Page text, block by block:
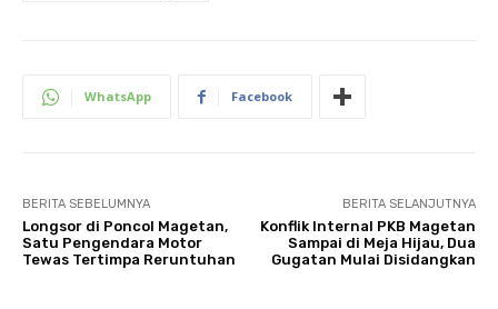
WhatsApp Facebook
BERITA SEBELUMNYA
Longsor di Poncol Magetan,
Satu Pengendara Motor
Tewas Tertimpa Reruntuhan
BERITA SELANJUTNYA
Konflik Internal PKB Magetan
Sampai di Meja Hijau, Dua
Gugatan Mulai Disidangkan